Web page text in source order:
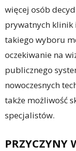
więcej osób
prywatnych klinik
takiego wyboru
oczekiwanie na
publicznego
nowoczesnych
także możliwość
specjalistów.
PRZYCZYNY